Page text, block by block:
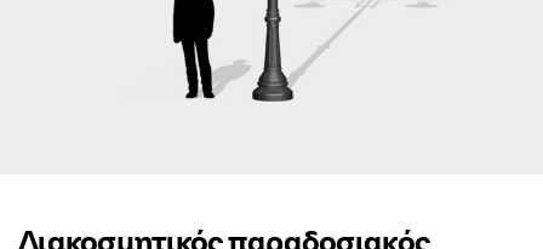
Διακοσμητικός παραδοσιακός